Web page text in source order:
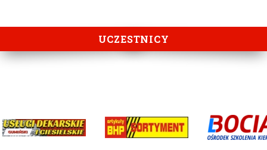
UCZESTNICY